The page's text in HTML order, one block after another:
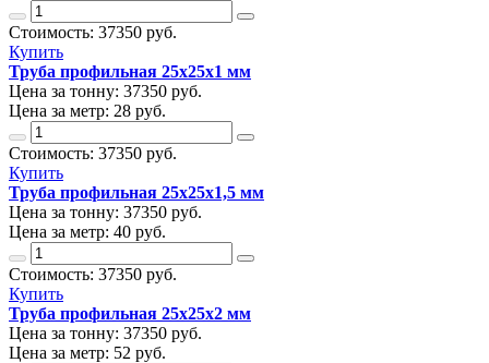
Стоимость: 37350 руб.
Купить
Труба профильная 25х25х1 мм
Цена за тонну: 37350 руб.
Цена за метр: 28 руб.
Стоимость: 37350 руб.
Купить
Труба профильная 25х25х1,5 мм
Цена за тонну: 37350 руб.
Цена за метр: 40 руб.
Стоимость: 37350 руб.
Купить
Труба профильная 25х25х2 мм
Цена за тонну: 37350 руб.
Цена за метр: 52 руб.